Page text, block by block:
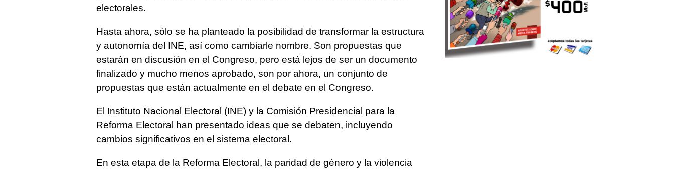
electorales.
Hasta ahora, sólo se ha planteado la posibilidad de transformar la estructura
y autonomía del INE, así como cambiarle nombre. Son propuestas que
estarán en discusión en el Congreso, pero está lejos de ser un documento
finalizado y mucho menos aprobado, son por ahora, un conjunto de
propuestas que están actualmente en el debate en el Congreso.
El Instituto Nacional Electoral (INE) y la Comisión Presidencial para la
Reforma Electoral han presentado ideas que se debaten, incluyendo
cambios significativos en el sistema electoral.
En esta etapa de la Reforma Electoral, la paridad de género y la violencia